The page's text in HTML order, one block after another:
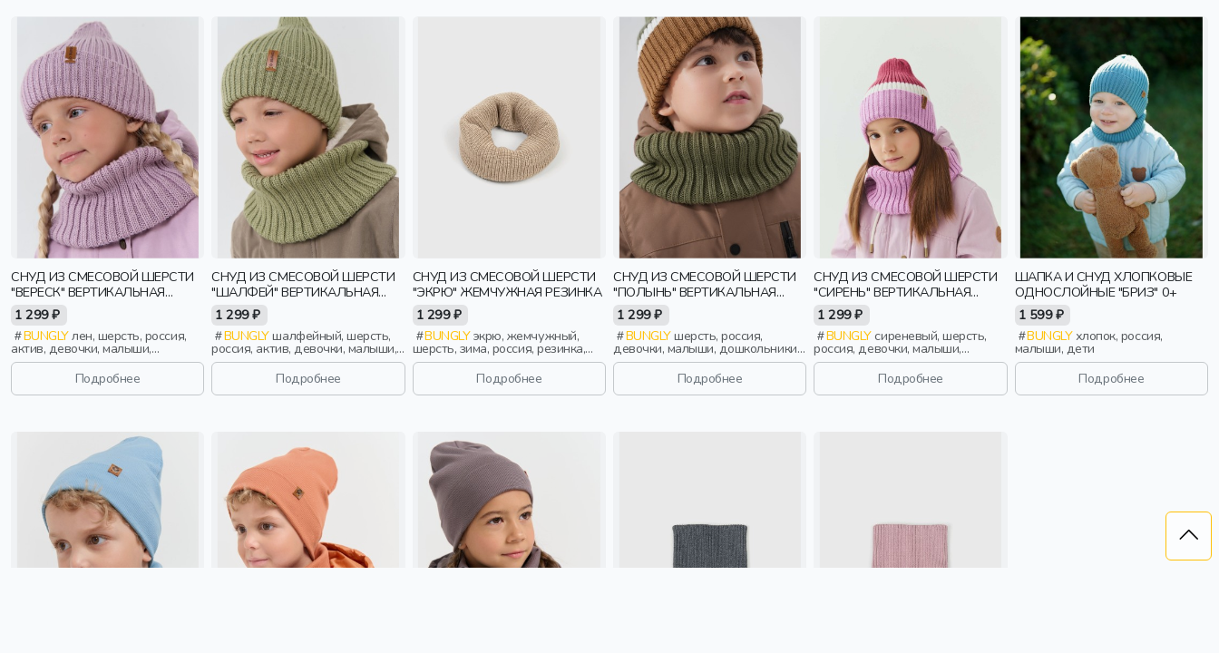
СНУД ИЗ СМЕСОВОЙ ШЕРСТИ
"ВЕРЕСК" ВЕРТИКАЛЬНАЯ
ВЯЗКА
1 299 ₽
BUNGLYлен, шерсть, россия,
актив, девочки, малыши,
дошкольники, дети
Подробнее
СНУД ИЗ СМЕСОВОЙ ШЕРСТИ
"ШАЛФЕЙ" ВЕРТИКАЛЬНАЯ
ВЯЗКА
1 299 ₽
BUNGLYшалфейный, шерсть,
россия, актив, девочки, малыши,
дошкольники, дети
Подробнее
СНУД ИЗ СМЕСОВОЙ ШЕРСТИ
"ЭКРЮ" ЖЕМЧУЖНАЯ РЕЗИНКА
1 299 ₽
BUNGLYэкрю, жемчужный,
шерсть, зима, россия, резинка,
девочки, малыши, дошкольники,
Подробнее
СНУД ИЗ СМЕСОВОЙ ШЕРСТИ
"ПОЛЫНЬ" ВЕРТИКАЛЬНАЯ
ВЯЗКА
1 299 ₽
BUNGLYшерсть, россия,
девочки, малыши, дошкольники,
дети
Подробнее
СНУД ИЗ СМЕСОВОЙ ШЕРСТИ
"СИРЕНЬ" ВЕРТИКАЛЬНАЯ
ВЯЗКА
1 299 ₽
BUNGLYсиреневый, шерсть,
россия, девочки, малыши,
дошкольники, дети
Подробнее
ШАПКА И СНУД ХЛОПКОВЫЕ
ОДНОСЛОЙНЫЕ "БРИЗ" 0+
1 599 ₽
BUNGLYхлопок, россия,
малыши, дети
Подробнее